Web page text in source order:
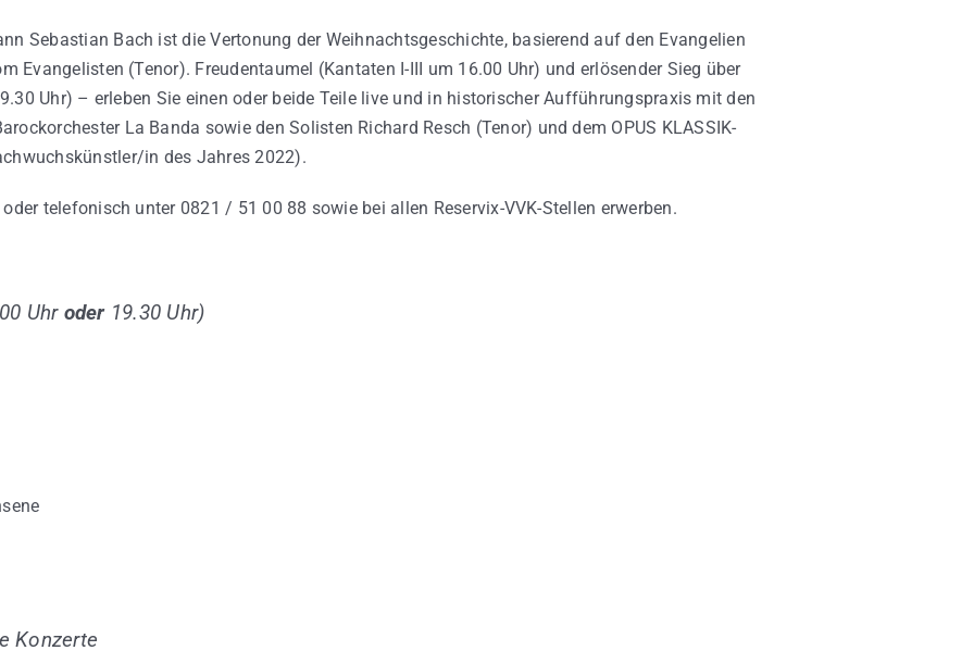
Sebastian Bach ist die Vertonung der Weihnachtsgeschichte, basierend auf den Evangelien
Evangelisten (Tenor). Freudentaumel (Kantaten I-III um 16.00 Uhr) und erlösender Sieg über
Uhr) – erleben Sie einen oder beide Teile live und in historischer Aufführungspraxis mit den
La Banda sowie den Solisten Richard Resch (Tenor) und dem OPUS KLASSIK-
in des Jahres 2022).
telefonisch unter 0821 / 51 00 88 sowie bei allen Reservix-VVK-Stellen erwerben.
Uhr oder19.30 Uhr)
Konzerte